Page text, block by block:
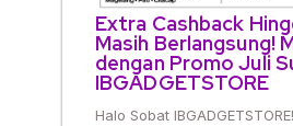
Extra Cashback
Masih Berlangsung!
dengan Promo Juli
IBGADGETSTORE
Halo Sobat